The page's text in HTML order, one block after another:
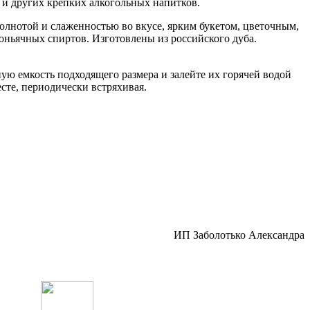
и слаженностью во вкусе, ярким букетом, цветочным,
спиртов. Изготовлены из российского дуба.
подходящего размера и залейте их горячей водой
периодически встряхивая.
ИП Заболотько Александра